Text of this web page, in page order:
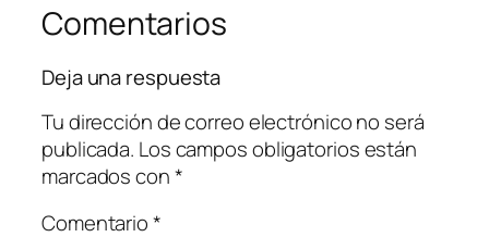
Comentarios
Deja una respuesta
Tu dirección de correo electrónico no será
publicada. Los campos obligatorios están
marcados con*
Comentario*